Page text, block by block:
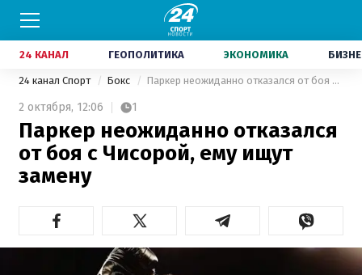
24 КАНАЛ ГЕОПОЛИТИКА ЭКОНОМИКА
24 канал Спорт Бокс Паркер неожиданно отказался от боя с Чисорой, ему ищут замену
2 октября, 12:06 1
Паркер неожиданно отказался
от боя с Чисорой, ему ищут
замену